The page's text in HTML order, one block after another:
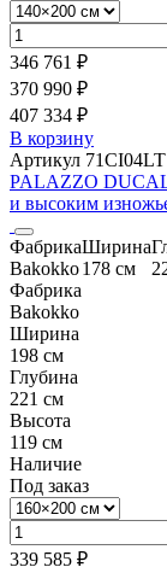
346 761 ₽
370 990 ₽
407 334 ₽
В корзину
Артикул 71CI04LT
PALAZZO
и высоким
Фабрика
Bakokko
Ширина
178 см
Фабрика
Bakokko
Ширина
198 см
Глубина
221 см
Высота
119 см
Наличие
Под заказ
339 585 ₽